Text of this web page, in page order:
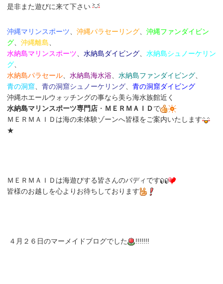
是非また遊びに来て下さい
沖縄マリンスポーツ 沖縄パラセーリング
沖縄ファンダイビン
グ
沖縄離島
水納島マリンスポーツ
水納島ダイビング
水納島シュノーケリン
グ
水納島パラセール
水納島海水浴 水納島ファンダイビング
青の洞窟
青の洞窟シュノーケリング
青の洞窟ダイビング
沖縄ホエールウォッチングの事なら美ら海水族館近く
水納島マリンスポーツ専門店 ・ ＭＥＲＭＡＩＤで
ＭＥＲＭＡＩＤは海の未体験ゾーンへ皆様をご案内いたします
★
ＭＥＲＭＡＩＤは海遊びする皆さんのバディです
皆様のお越しを心よりお待ちしております
４月２６日のマーメイドブログでした !!!!!!!